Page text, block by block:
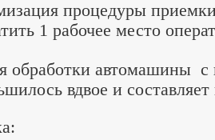
процедуры
1 рабочее место
обработки автомашины с
вдвое и